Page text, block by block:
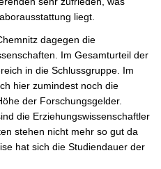
liegt.
dagegen die
Im Gesamturteil der
in die Schlussgruppe. Im
hier zumindest noch die
der Forschungsgelder.
die Erziehungswissenschaftler
stehen nicht mehr so gut da
hat sich die Studiendauer der